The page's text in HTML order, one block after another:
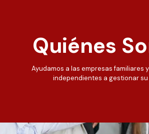
Quiénes
Ayudamos a las empresas familiares
independientes a gestionar